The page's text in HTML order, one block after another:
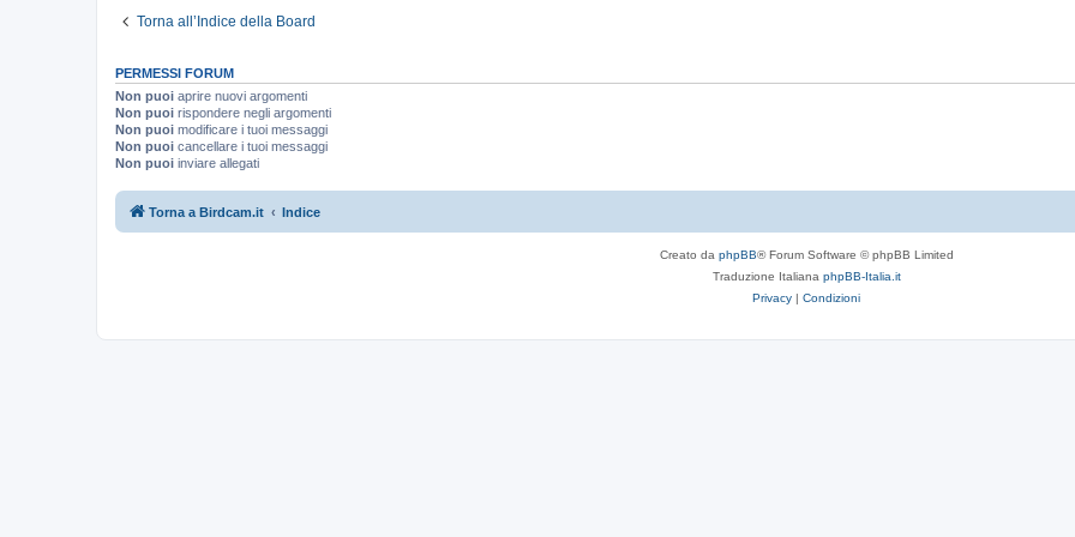
s
Torna all’Indice della Board
PERMESSI FORUM
Non puoi aprire nuovi argomenti
Non puoi rispondere negli argomenti
Non puoi modificare i tuoi messaggi
Non puoi cancellare i tuoi messaggi
Non puoi inviare allegati
Torna a Birdcam.it Indice
Creato da phpBB® Forum Software © phpBB Limited
Traduzione Italiana phpBB-Italia.it
Privacy | Condizioni